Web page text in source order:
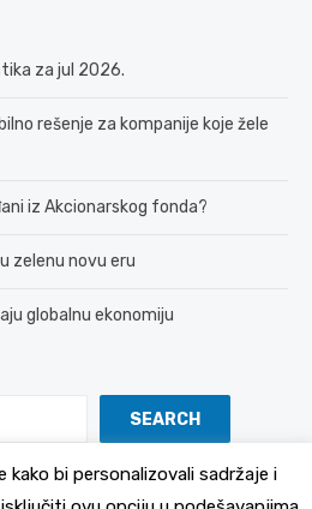
za jul 2026.
rešenje za kompanije koje žele
iz Akcionarskog fonda?
zelenu novu eru
globalnu ekonomiju
SEARCH
kako bi personalizovali sadržaje i